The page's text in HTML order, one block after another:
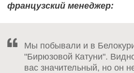
французский менеджер:
Мы побывали и в
"Бирюзовой Катуни".
вас значительный, но он